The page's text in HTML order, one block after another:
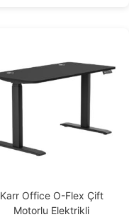
Karr Office O-Flex Çift
Motorlu Elektrikli